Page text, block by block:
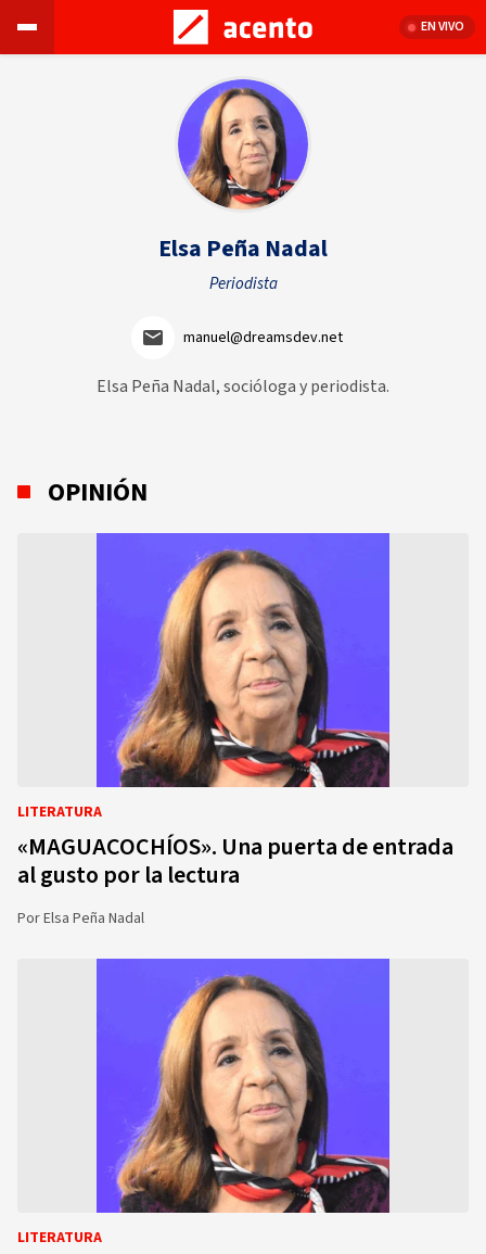
EN VIVO
Elsa Peña Nadal
Periodista
manuel@dreamsdev.net
Elsa Peña Nadal, socióloga y periodista.
OPINIÓN
LITERATURA
«MAGUACOCHÍOS». Una puerta de entrada
al gusto por la lectura
PorElsa Peña Nadal
LITERATURA